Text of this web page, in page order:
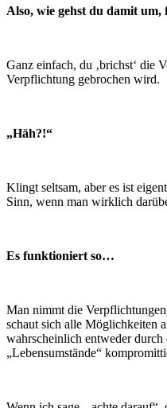
Also, wie gehst du damit um,
Ganz einfach, du ‚brichst‘ die
Verpflichtung gebrochen wird.
„Häh?!“
Klingt seltsam, aber es ist
Sinn, wenn man wirklich
Es funktioniert so…
Man nimmt die
schaut sich alle Möglichkeiten
wahrscheinlich entweder
„Lebensumstände“